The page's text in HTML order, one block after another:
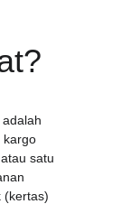
adalah
kargo
satu
(kertas)